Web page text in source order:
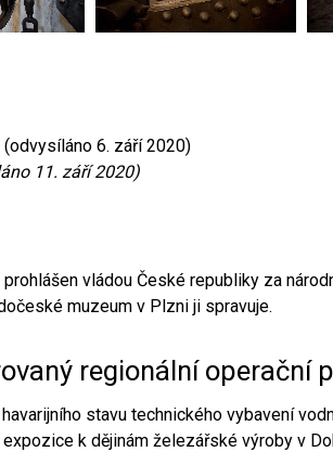
(odvysíláno 6. září 2020)
11. září 2020)
vládou České republiky za
muzeum v Plzni ji spravuje.
regionální operační
stavu technického vybavení
k dějinám železářské výroby v